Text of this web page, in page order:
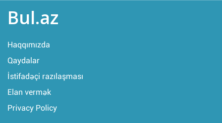
Bərdə (6)
Biləsuvar (6)
Siyəzən (5)
Astara (4)
Göyçay (4)
Qazax (4)
Ağdaş (3)
Bul.az
Haqqımızda
Qaydalar
İstifadəçi razılaşması
Elan vermək
Privacy Policy